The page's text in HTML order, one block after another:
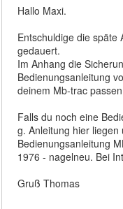
Hallo Maxi.
Entschuldige die späte
gedauert.
Im Anhang die
Bedienungsanleitung
deinem Mb-trac
Falls du noch eine
g. Anleitung hier liegen
Bedienungsanleitung
1976 - nagelneu. Bei
Gruß Thomas